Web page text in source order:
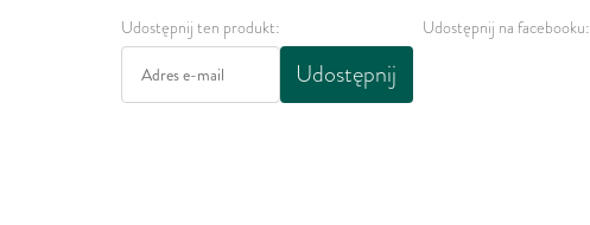
Udostępnij ten produkt:
Udostępnij
Udostępnij na facebooku: